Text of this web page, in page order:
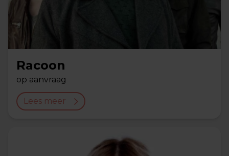
Racoon
op aanvraag
Lees meer